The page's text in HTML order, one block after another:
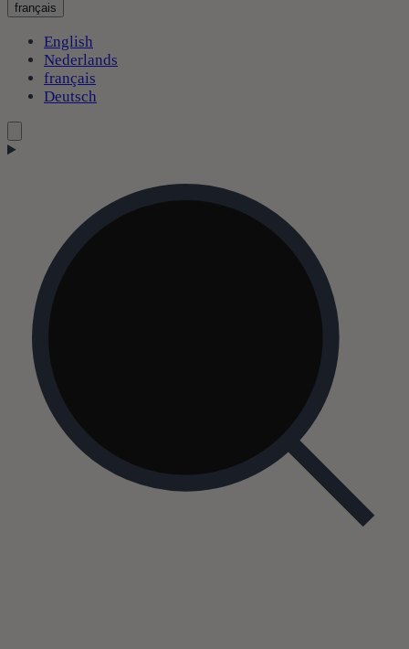
français
English
Nederlands
français
Deutsch